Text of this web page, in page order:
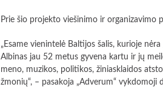
Prie šio projekto viešinimo ir organizavimo
„Esame vienintelė Baltijos šalis, kurioje
Albinas jau 52 metus gyvena kartu ir jų
meno, muzikos, politikos, žiniasklaidos
žmonių“, – pasakoja „Adverum“ vykdomoji